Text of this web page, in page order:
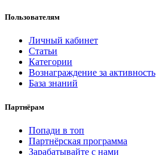
Пользователям
Личный кабинет
Статьи
Категории
Вознаграждение за активность
База знаний
Партнёрам
Попади в топ
Партнёрская программа
Зарабатывайте с нами